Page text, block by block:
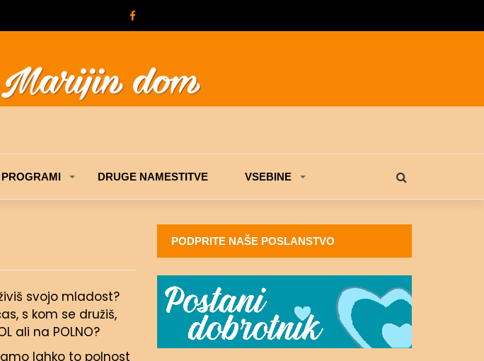
DRUGE NAMESTITVE VSEBINE
svojo mladost?
s kom se družiš,
ali na POLNO?
lahko to polnost
PODPRITE NAŠE POSLANSTVO